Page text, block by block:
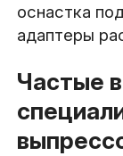
оснастка
адаптеры
Частые